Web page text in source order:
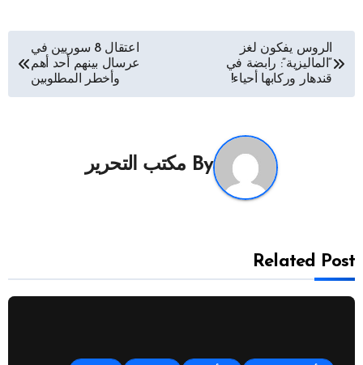
تصفّح
المقالات
الروس يفكون لغز
“الماليزية”: رابضة في
قندهار وركابها أحياء!
اعتقال 8 سوريين في
عرسال بينهم أحد أهم
وأخطر المطلوبين
By مكتب التحرير
Related Post